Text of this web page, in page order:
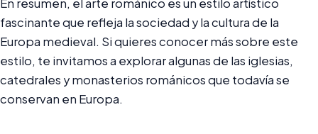
fascinante que refleja la sociedad y la cultura de la
Europa medieval. Si quieres conocer más sobre este
estilo, te invitamos a explorar algunas de las iglesias,
catedrales y monasterios románicos que todavía se
conservan en Europa.